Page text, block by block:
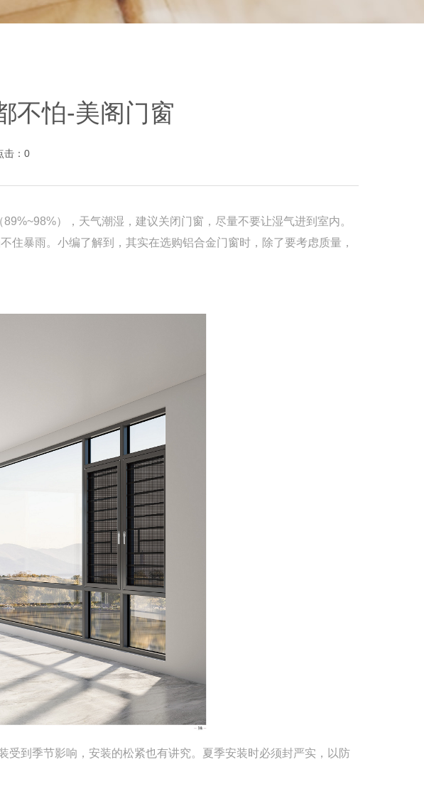
不怕-美阁门窗
： 0
），天气潮湿，建议关闭门窗，尽量不要让湿气进到室内。
住暴雨。小编了解到，其实在选购铝合金门窗时，除了要考虑质量，
受到季节影响 ，安装的松紧也有讲究。夏季安装时必须封严实，以防